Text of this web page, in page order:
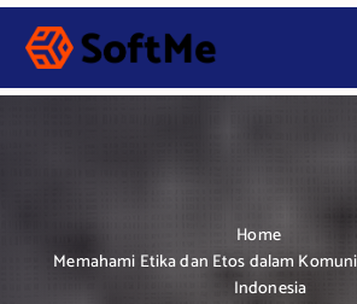
S
p
Home
Memahami Etika dan Etos dalam
Indonesia